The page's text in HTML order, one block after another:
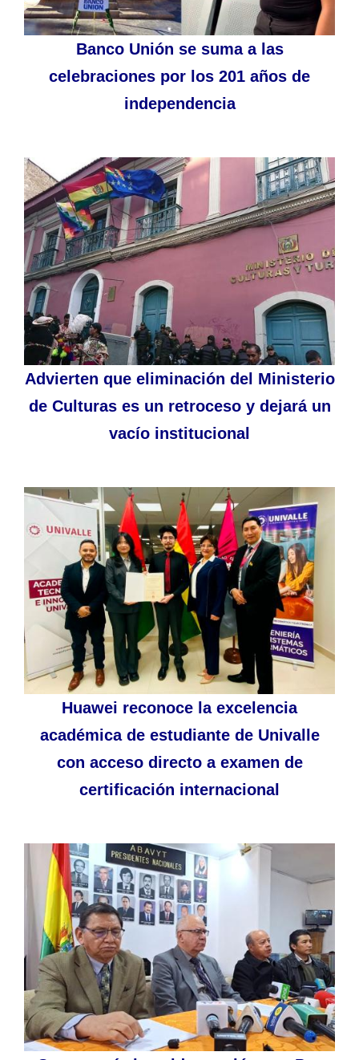
Banco Unión se suma a las
celebraciones por los 201 años de
independencia
Advierten que eliminación del Ministerio
de Culturas es un retroceso y dejará un
vacío institucional
Huawei reconoce la excelencia
académica de estudiante de Univalle
con acceso directo a examen de
certificación internacional